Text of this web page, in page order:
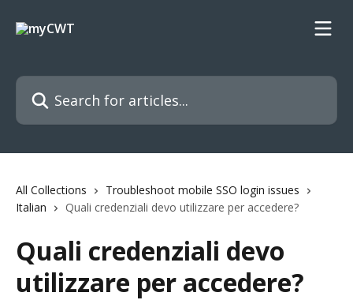
Search for articles...
All Collections
Troubleshoot mobile SSO login issues
Italian
Quali credenziali devo utilizzare per accedere?
Quali credenziali devo
utilizzare per accedere?